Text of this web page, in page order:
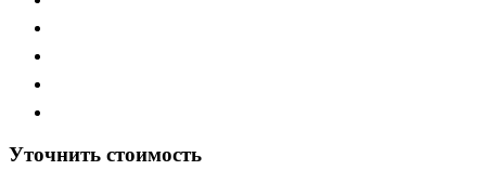
Уточнить стоимость